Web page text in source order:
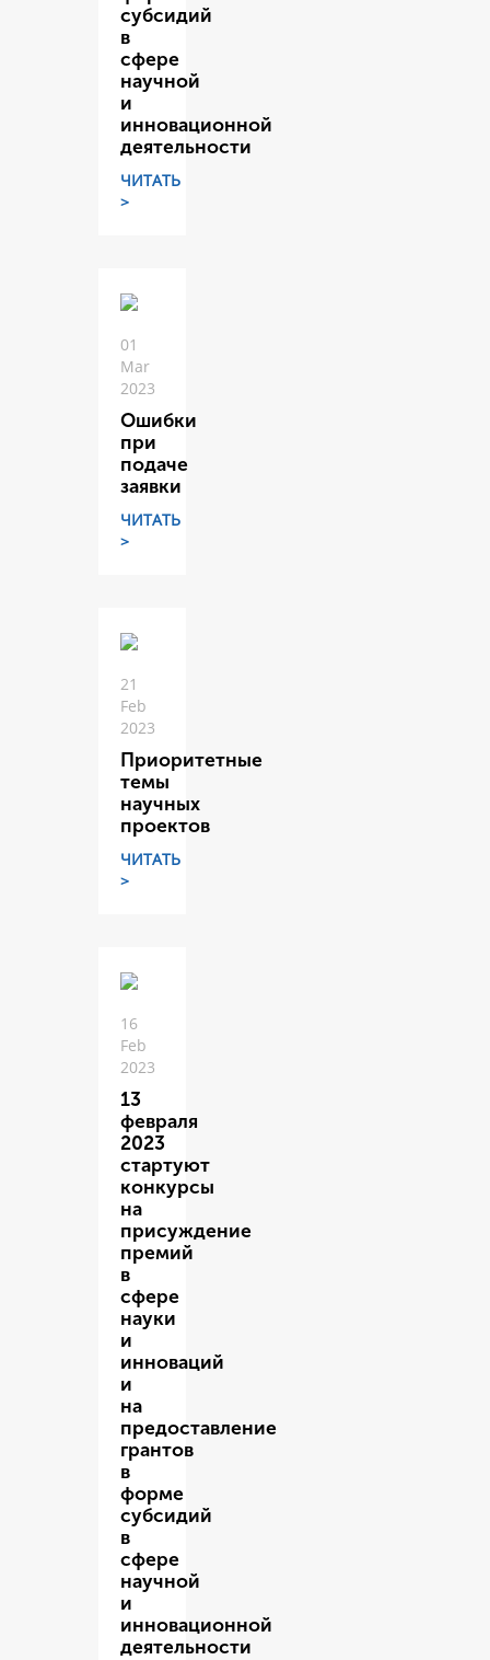
субсидий
в
сфере
научной
и
инновационной
деятельности
ЧИТАТЬ
>
01
Mar
2023
Ошибки
при
подаче
заявки
ЧИТАТЬ
>
21
Feb
2023
Приоритетные
темы
научных
проектов
ЧИТАТЬ
>
16
Feb
2023
13
февраля
2023
стартуют
конкурсы
на
присуждение
премий
в
сфере
науки
и
инноваций
и
на
предоставление
грантов
в
форме
субсидий
в
сфере
научной
и
инновационной
деятельности